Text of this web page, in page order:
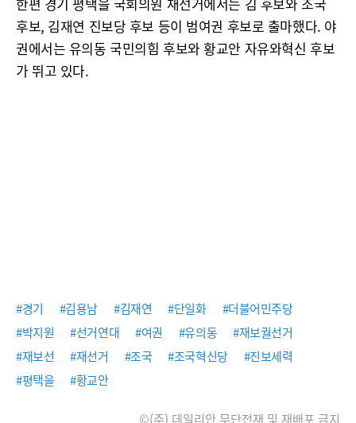
후보, 김재연 진보당 후보 등이 범여권 후보로 출마했다. 야
권에서는 유의동 국민의힘 후보와 황교안 자유와혁신 후보
가 뛰고 있다.
#경기 #김용남 #김재연 #단일화
#더불어민주당
#박지원
#선거연대 #여권 #유의동
#재보궐선거
#재보선
#재선거 #조국 #조국혁신당
#진보세력
#평택을
#황교안
©(주) 데일리안 무단전재 및 재배포 금지